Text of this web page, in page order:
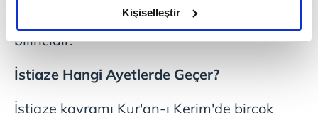
olduğunu ve sizlere en iyi içerikleri sunabilmek adına
elimizden gelen çabayı gösterdiğimizi ve bu noktada,
reklamların maliyetlerimizi karşılamak noktasında tek gelir
Kişiselleştir
dil alışkanlığından çok bir iman ve kulluk
bilincidir.
İstiaze Hangi Ayetlerde Geçer?
İstiaze kavramı Kur'an-ı Kerim'de birçok